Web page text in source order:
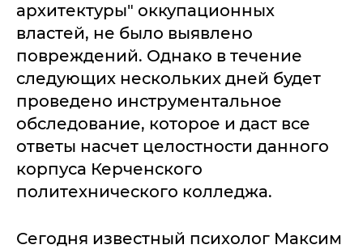
архитектуры" оккупационных
властей, не было выявлено
повреждений. Однако в течение
следующих нескольких дней будет
проведено инструментальное
обследование, которое и даст все
ответы насчет целостности данного
корпуса Керченского
политехнического колледжа.
Сегодня известный психолог Максим